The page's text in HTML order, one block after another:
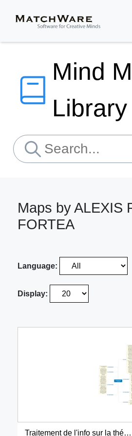
Mind
Library
Maps by ALEXIS
FORTEA
Language:
Display:
Traitement de l'info sur la théorie de la Terre plate1